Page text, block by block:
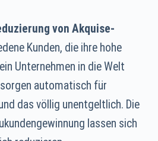
von Akquise-
Kunden, die ihre hohe
Unternehmen in die Welt
automatisch für
das völlig unentgeltlich. Die
lassen sich